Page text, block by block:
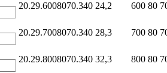
20.29.6008070.340 24,2 600 80
20.29.7008070.340 28,3 700 80
20.29.8008070.340 32,3 800 80